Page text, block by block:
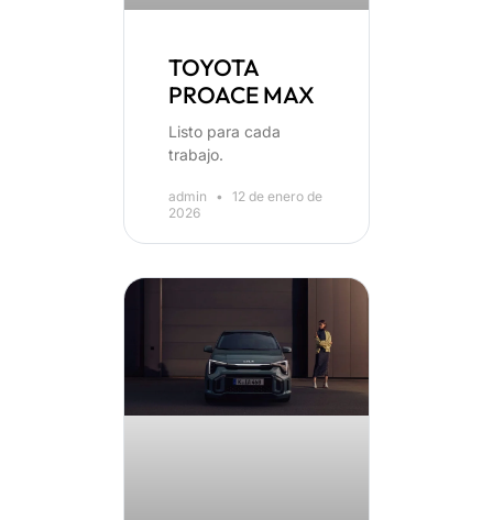
TOYOTA
PROACE MAX
Listo para cada
trabajo.
admin
12 de enero de
2026